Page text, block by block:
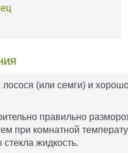
лосося (или семги) и
правильно
при комнатной
жидкость.